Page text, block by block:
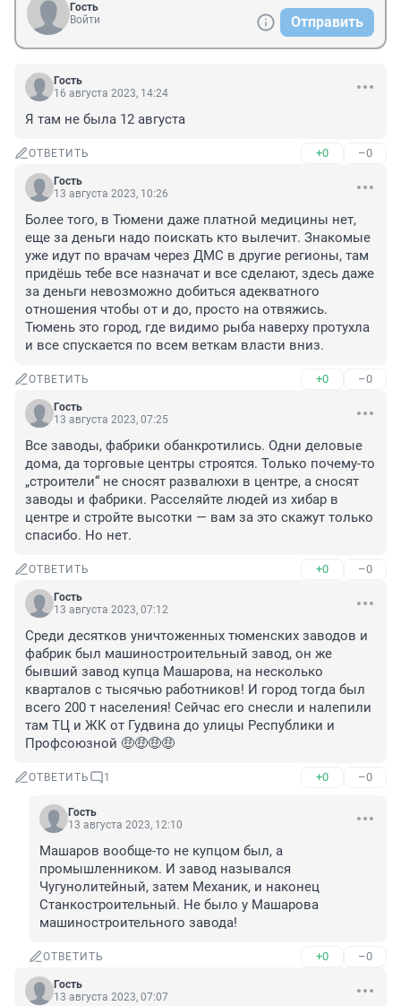
Гость
Войти
Отправить
Гость
16 августа 2023, 14:24
Я там не была 12 августа
ОТВЕТИТЬ +0 –0
Гость
13 августа 2023, 10:26
Более того, в Тюмени даже платной медицины нет,
еще за деньги надо поискать кто вылечит. Знакомые
уже идут по врачам через ДМС в другие регионы, там
придёшь тебе все назначат и все сделают, здесь даже
за деньги невозможно добиться адекватного
отношения чтобы от и до, просто на отвяжись.
Тюмень это город, где видимо рыба наверху протухла
и все спускается по всем веткам власти вниз.
ОТВЕТИТЬ +0 –0
Гость
13 августа 2023, 07:25
Все заводы, фабрики обанкротились. Одни деловые
дома, да торговые центры строятся. Только почему-то
„строители“ не сносят развалюхи в центре, а сносят
заводы и фабрики. Расселяйте людей из хибар в
центре и стройте высотки — вам за это скажут только
спасибо. Но нет.
ОТВЕТИТЬ +0 –0
Гость
13 августа 2023, 07:12
Среди десятков уничтоженных тюменских заводов и
фабрик был машиностроительный завод, он же
бывший завод купца Машарова, на несколько
кварталов с тысячью работников! И город тогда был
всего 200 т населения! Сейчас его снесли и налепили
там ТЦ и ЖК от Гудвина до улицы Республики и
Профсоюзной 🤑🤑🤑🤑
ОТВЕТИТЬ 1 +0 –0
Гость
13 августа 2023, 12:10
Машаров вообще-то не купцом был, а
промышленником. И завод назывался
Чугунолитейный, затем Механик, и наконец
Станкостроительный. Не было у Машарова
машиностроительного завода!
ОТВЕТИТЬ +0 –0
Гость
13 августа 2023, 07:07